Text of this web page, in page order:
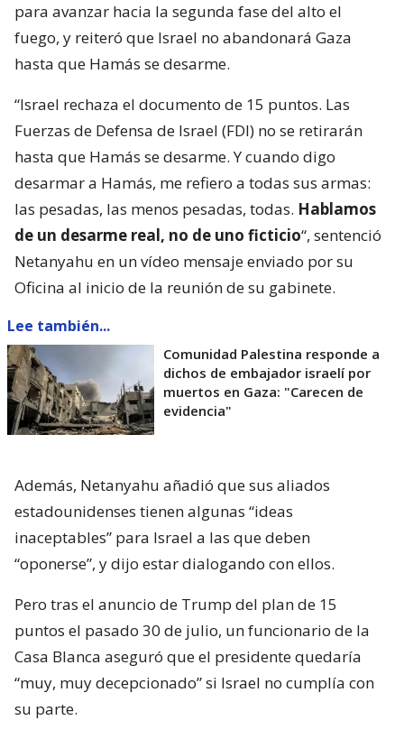
para avanzar hacia la segunda fase del alto el
fuego, y reiteró que Israel no abandonará Gaza
hasta que Hamás se desarme.
“Israel rechaza el documento de 15 puntos. Las
Fuerzas de Defensa de Israel (FDI) no se retirarán
hasta que Hamás se desarme. Y cuando digo
desarmar a Hamás, me refiero a todas sus armas:
las pesadas, las menos pesadas, todas. Hablamos
de un desarme real, no de uno ficticio“, sentenció
Netanyahu en un vídeo mensaje enviado por su
Oficina al inicio de la reunión de su gabinete.
Lee también...
Comunidad Palestina responde a
dichos de embajador israelí por
muertos en Gaza: "Carecen de
evidencia"
Además, Netanyahu añadió que sus aliados
estadounidenses tienen algunas “ideas
inaceptables” para Israel a las que deben
“oponerse”, y dijo estar dialogando con ellos.
Pero tras el anuncio de Trump del plan de 15
puntos el pasado 30 de julio, un funcionario de la
Casa Blanca aseguró que el presidente quedaría
“muy, muy decepcionado” si Israel no cumplía con
su parte.